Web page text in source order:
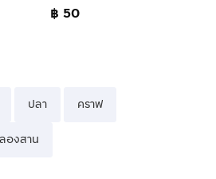
฿ 50
ปลา คราฟ
องสาน